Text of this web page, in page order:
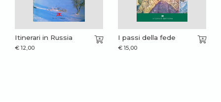
Itinerari in Russia
€ 12,00
I passi della fede
€ 15,00